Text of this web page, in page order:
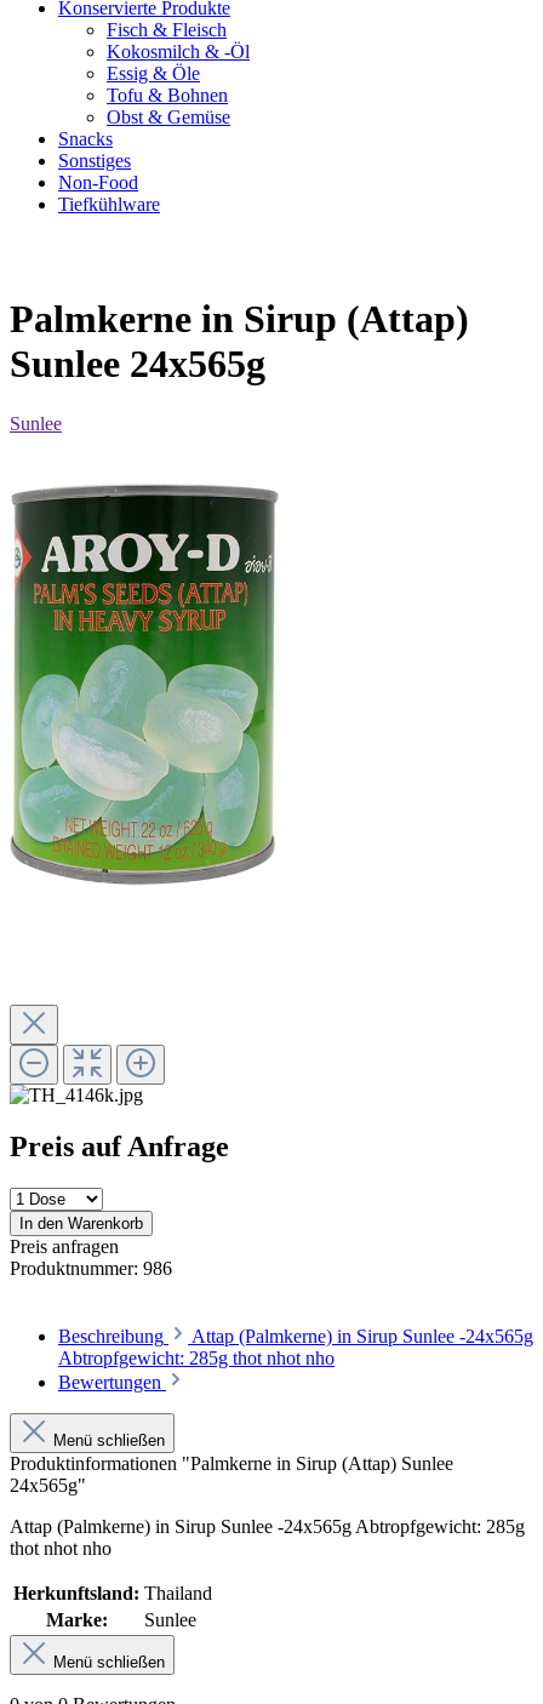
Konservierte Produkte
Fisch & Fleisch
Kokosmilch & -Öl
Essig & Öle
Tofu & Bohnen
Obst & Gemüse
Snacks
Sonstiges
Non-Food
Tiefkühlware
Palmkerne in Sirup (Attap)
Sunlee 24x565g
Sunlee
Preis auf Anfrage
In den Warenkorb
Preis anfragen
Produktnummer: 986
Beschreibung
Attap (Palmkerne) in Sirup Sunlee -24x565g
Abtropfgewicht: 285g thot nhot nho
Bewertungen
Menü schließen
Produktinformationen "Palmkerne in Sirup (Attap) Sunlee
24x565g"
Attap (Palmkerne) in Sirup Sunlee -24x565g Abtropfgewicht: 285g
thot nhot nho
Herkunftsland: Thailand
Marke:
Sunlee
Menü schließen